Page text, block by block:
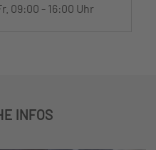
09:00 - 16:00 Uhr
INFOS